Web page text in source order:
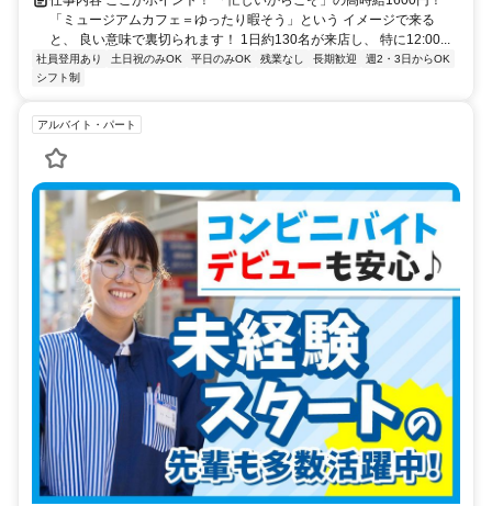
「ミュージアムカフェ＝ゆったり暇そう」という イメージで来る
と、 良い意味で裏切られます！ 1日約130名が来店し、 特に12:00...
社員登用あり 土日祝のみOK 平日のみOK 残業なし 長期歓迎
週2・3日からOK
シフト制
アルバイト・パート